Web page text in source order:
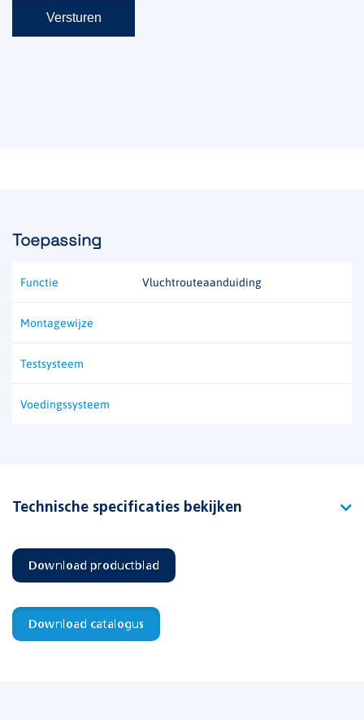
Toepassing
Functie Vluchtrouteaanduiding
Montagewijze
Testsysteem
Voedingssysteem
Technische specificaties bekijken
Artikelnummer 122846
EAN-code
Download productblad
Download catalogus